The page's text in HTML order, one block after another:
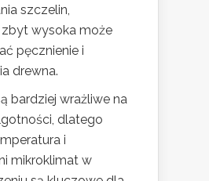
szczelin,
wysoka może
pęcznienie i
drewna.
bardziej wrażliwe na
dlatego
i
mikroklimat w